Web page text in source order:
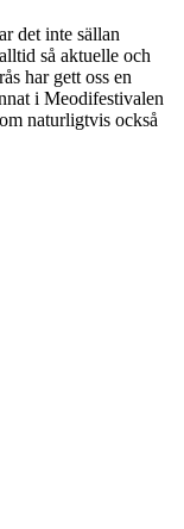
det inte sällan
så aktuelle och
har gett oss en
i Meodifestivalen
naturligtvis också